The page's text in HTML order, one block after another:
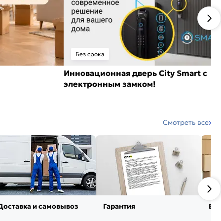
Без срока
Инновационная дверь City Smart с
электронным замком!
Смотреть все
и самовывоз Гарантия